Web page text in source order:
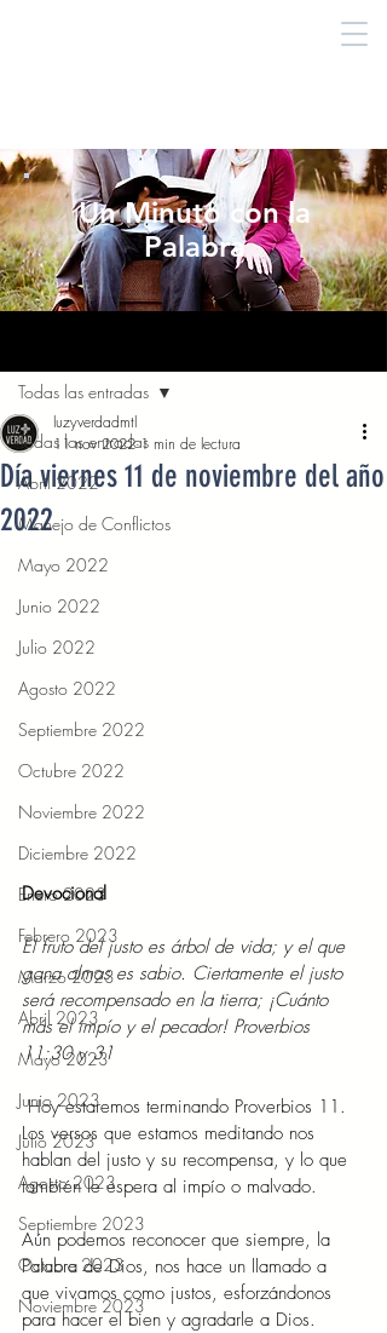
Un Minuto con la
Palabra
Todas las entradas
Abril 2022
Manejo de Conflictos
Mayo 2022
Junio 2022
Julio 2022
Agosto 2022
Septiembre 2022
Octubre 2022
Noviembre 2022
Diciembre 2022
Enero 2023
Febrero 2023
Marzo 2023
Abril 2023
Mayo 2023
Junio 2023
Julio 2023
Agosto 2023
Septiembre 2023
Octubre 2023
Noviembre 2023
Todas las entradas
Día viernes 11 de noviembre del año
2022
luzyverdadmtl
11 nov 2022 1 min de lectura
Devocional
El fruto del justo es árbol de vida; y el que
gana almas es sabio. Ciertamente el justo
será recompensado en la tierra; ¡Cuánto
más el impío y el pecador! Proverbios
11:30 y 31
Hoy estaremos terminando Proverbios 11.
Los versos que estamos meditando nos
hablan del justo y su recompensa, y lo que
también le espera al impío o malvado.
Aún podemos reconocer que siempre, la
Palabra de Dios, nos hace un llamado a
que vivamos como justos, esforzándonos
para hacer el bien y agradarle a Dios.